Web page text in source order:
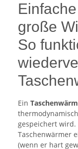
große
So
Ein
gespeichert wird.
Taschenwärmer
(wenn er hart